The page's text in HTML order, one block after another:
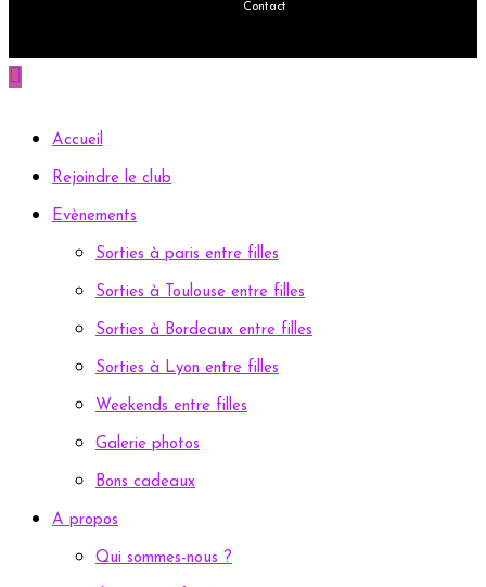
Contact
Accueil
Rejoindre le club
Evènements
Sorties à paris entre filles
Sorties à Toulouse entre filles
Sorties à Bordeaux entre filles
Sorties à Lyon entre filles
Weekends entre filles
Galerie photos
Bons cadeaux
A propos
Qui sommes-nous ?